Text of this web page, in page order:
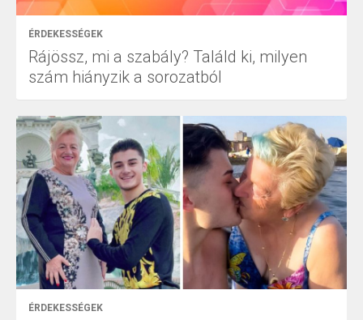
ÉRDEKESSÉGEK
Rájössz, mi a szabály? Találd ki, milyen
szám hiányzik a sorozatból
ÉRDEKESSÉGEK